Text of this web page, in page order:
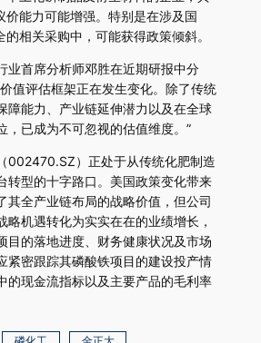
价能力可能增强。特别是在涉及国
的相关采购中，可能获得政策倾斜。
业首席分析师邓胜在近期研报中分
值评估框架正在发生变化。除了传统
障能力、产业链延伸潜力以及在全球
，已成为不可忽视的估值维度。”
002470.SZ）正处于从传统化肥制造
转型的十字路口。美国政策变化带来
其全产业链布局的战略价值，但公司
略机遇转化为实实在在的业绩增长，
目的落地进度、财务健康状况及市场
紧密跟踪其磷酸铁项目的建设投产情
的现金流指标以及主要产品的毛利率